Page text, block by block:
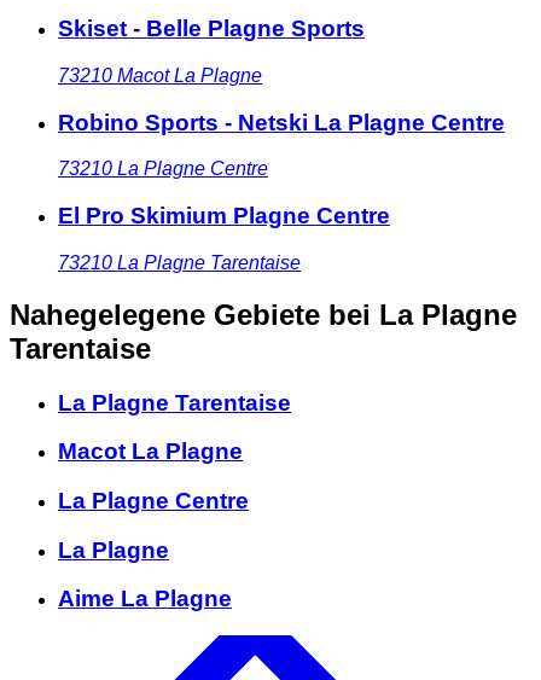
Skiset - Belle Plagne Sports
73210 Macot La Plagne
Robino Sports - Netski La Plagne Centre
73210 La Plagne Centre
El Pro Skimium Plagne Centre
73210 La Plagne Tarentaise
Nahegelegene Gebiete bei La Plagne
Tarentaise
La Plagne Tarentaise
Macot La Plagne
La Plagne Centre
La Plagne
Aime La Plagne